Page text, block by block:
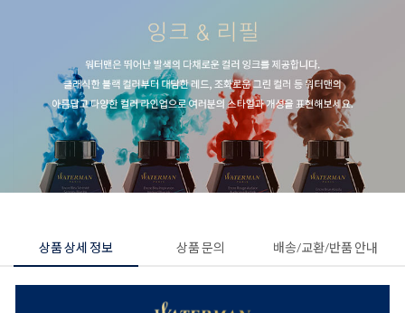
상품 상세 정보 상품 문의 배송/교환/반품 안내